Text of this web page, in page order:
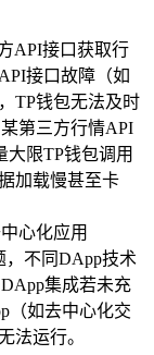
API接口获取行
接口故障（如
TP钱包无法及时
第三方行情API
限TP钱包调用
加载慢甚至卡
心化应用
，不同DApp技术
集成若未充
（如去中心化交
法运行。